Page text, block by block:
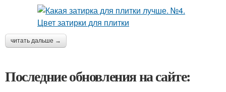
читать дальше →
Последние обновления на сайте: